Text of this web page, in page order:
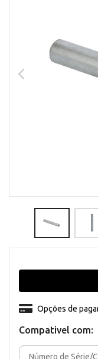
Compativel com:
Opções de